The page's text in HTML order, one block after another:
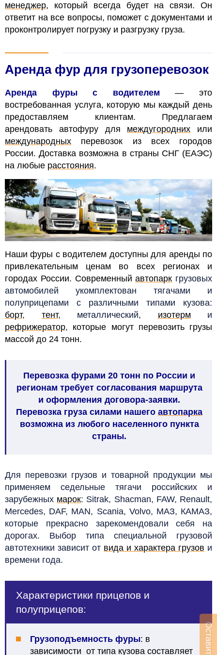
менеджер, который всегда будет на связи. Он
ответит на все вопросы, поможет с документами и
проконтролирует погрузку и разгрузку груза.
Аренда фур для грузоперевозок
Аренда фуры с водителем — это
востребованная услуга, которую мы каждый день
предоставляем клиентам. Предлагаем
арендовать автофуру для междугородних или
международных перевозок из всех городов
России. Доставка возможна в страны СНГ (ЕАЭС)
на любые расстояния.
Наши фуры с водителем доступны для аренды по
привлекательным ценам во всех регионах и
городах России. Современныйавтопарк грузовых
автомобилей укомплектован тягачами и
полуприцепами с различными типами кузова:
борт, тент, металлический, изотерми
рефрижератор, которые могут перевозить грузы
массой до 24 тонн.
Перевозка фурами 20 тонн по России и
регионам требует согласования маршрута
и оформления договора-заявки.
Перевозка груза силами нашего автопарка
возможна из любого населенного пункта
страны.
Для перевозки грузов и товарной продукции мы
применяем седельные тягачи российских и
зарубежных марок: Sitrak, Shacman, FAW, Renault,
Mercedes, DAF, MAN, Scania, Volvo, МАЗ, КАМАЗ,
которые прекрасно зарекомендовали себя на
дорогах. Выбор типа специальной грузовой
автотехники зависит от вида и характера грузов и
времени года.
Характеристики прицепов и
полуприцепов:
Грузоподъемность фуры: в
зависимости от типа кузова составляет